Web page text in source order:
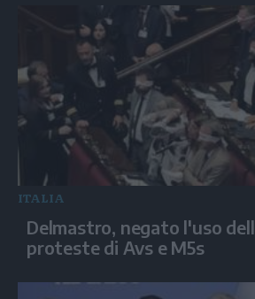
ITALIA
Delmastro, negato l'uso
proteste di Avs e M5s